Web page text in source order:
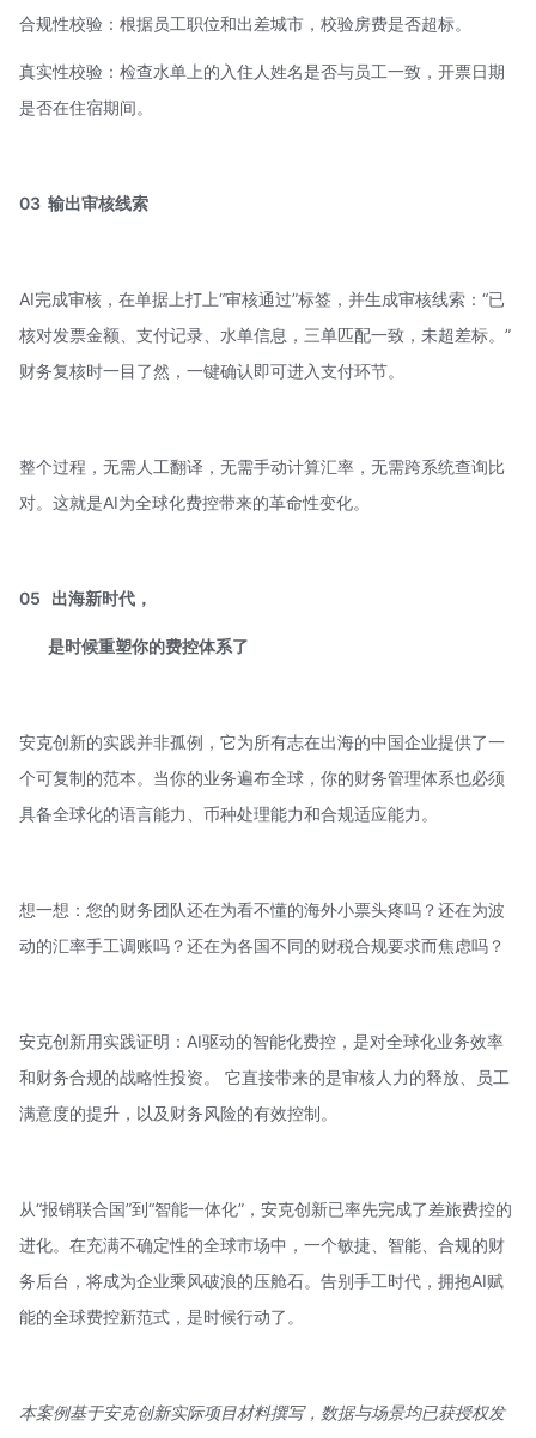
合规性校验：根据员工职位和出差城市，校验房费是否超标。
真实性校验：检查水单上的入住人姓名是否与员工一致，开票日期
是否在住宿期间。
03 输出审核线索
AI完成审核，在单据上打上“审核通过”标签，并生成审核线索：“已
核对发票金额、支付记录、水单信息，三单匹配一致，未超差标。”
财务复核时一目了然，一键确认即可进入支付环节。
整个过程，无需人工翻译，无需手动计算汇率，无需跨系统查询比
对。这就是AI为全球化费控带来的革命性变化。
05 出海新时代，
是时候重塑你的费控体系了
安克创新的实践并非孤例，它为所有志在出海的中国企业提供了一
个可复制的范本。当你的业务遍布全球，你的财务管理体系也必须
具备全球化的语言能力、币种处理能力和合规适应能力。
想一想：您的财务团队还在为看不懂的海外小票头疼吗？还在为波
动的汇率手工调账吗？还在为各国不同的财税合规要求而焦虑吗？
安克创新用实践证明：AI驱动的智能化费控，是对全球化业务效率
和财务合规的战略性投资。 它直接带来的是审核人力的释放、员工
满意度的提升，以及财务风险的有效控制。
从“报销联合国”到“智能一体化”，安克创新已率先完成了差旅费控的
进化。在充满不确定性的全球市场中，一个敏捷、智能、合规的财
务后台，将成为企业乘风破浪的压舱石。告别手工时代，拥抱AI赋
能的全球费控新范式，是时候行动了。
本案例基于安克创新实际项目材料撰写，数据与场景均已获授权发